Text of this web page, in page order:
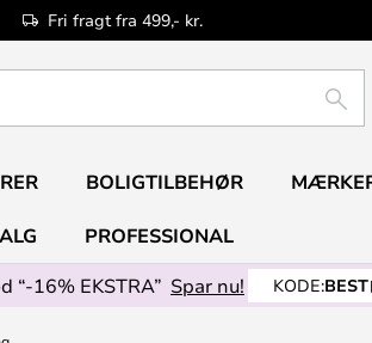
Fri fragt fra 499,- kr.
SØG
BOLIGTILBEHØR
PROFESSIONAL
“-16% EKSTRA” Spar nu! KODE:BEST